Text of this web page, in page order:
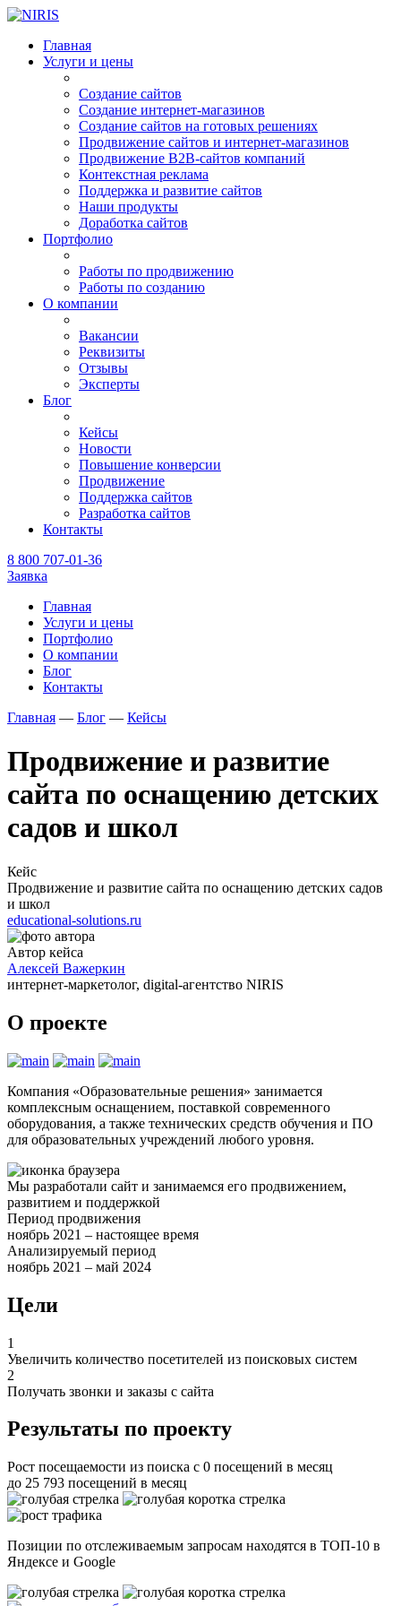
Главная
Услуги и цены
Создание сайтов
Создание интернет-магазинов
Создание сайтов на готовых решениях
Продвижение сайтов и интернет-магазинов
Продвижение B2B-сайтов компаний
Контекстная реклама
Поддержка и развитие сайтов
Наши продукты
Доработка сайтов
Портфолио
Работы по продвижению
Работы по созданию
О компании
Вакансии
Реквизиты
Отзывы
Эксперты
Блог
Кейсы
Новости
Повышение конверсии
Продвижение
Поддержка сайтов
Разработка сайтов
Контакты
8 800 707-01-36
Заявка
Главная
Услуги и цены
Портфолио
О компании
Блог
Контакты
Главная — Блог — Кейсы
Продвижение и развитие
сайта по оснащению детских
садов и школ
Кейс
Продвижение и развитие сайта по оснащению детских садов
и школ
educational-solutions.ru
Автор кейса
Алексей Важеркин
интернет-маркетолог, digital-агентство NIRIS
О проекте
Компания «Образовательные решения» занимается
комплексным оснащением, поставкой современного
оборудования, а также технических средств обучения и ПО
для образовательных учреждений любого уровня.
Мы разработали сайт и занимаемся его продвижением,
развитием и поддержкой
Период продвижения
ноябрь 2021 – настоящее время
Анализируемый период
ноябрь 2021 – май 2024
Цели
1
Увеличить количество посетителей из поисковых систем
2
Получать звонки и заказы с сайта
Результаты по проекту
Рост посещаемости из поиска с 0 посещений в месяц
до 25 793 посещений в месяц
Позиции по отслеживаемым запросам находятся в ТОП-10 в
Яндексе и Google